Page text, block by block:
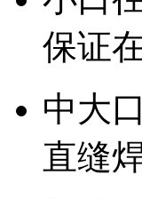
保证
中大
直缝